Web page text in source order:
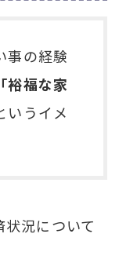
事の経験
「裕福な家
いうイメ
況について